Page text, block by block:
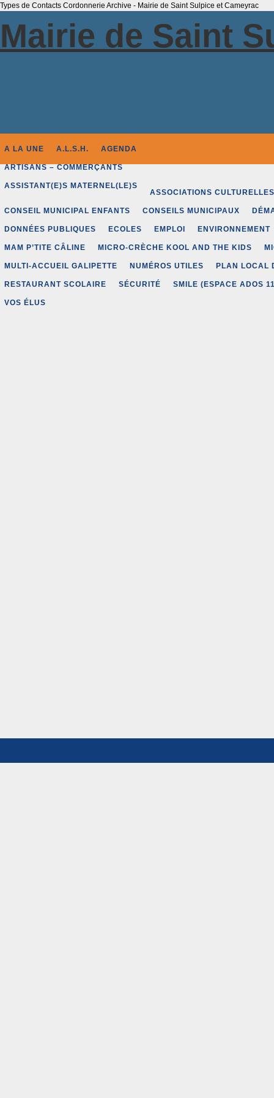
Types de Contacts Cordonnerie Archive - Mairie de Saint Sulpice et Cameyrac
Mairie de Saint
A LA UNE A.L.S.H. AGENDA
ARTISANS – COMMERÇANTS
ASSISTANT(E)S MATERNEL(LE)S
ASSOCIATIONS CULTURELLES
CONSEIL MUNICIPAL ENFANTS CONSEILS MUNICIPAUX
DONNÉES PUBLIQUES ECOLES EMPLOI ENVIRONNEMENT
MAM P’TITE CÂLINE MICRO-CRÈCHE KOOL AND THE KIDS
MULTI-ACCUEIL GALIPETTE NUMÉROS UTILES PLAN LOCAL
RESTAURANT SCOLAIRE SÉCURITÉ SMILE (ESPACE ADOS
VOS ÉLUS